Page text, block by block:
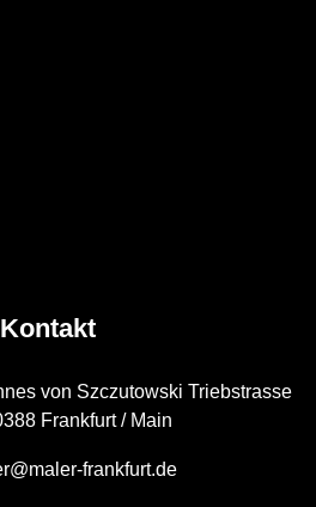
Kontakt
von Szczutowski Triebstrasse
Frankfurt / Main
frankfurt.de